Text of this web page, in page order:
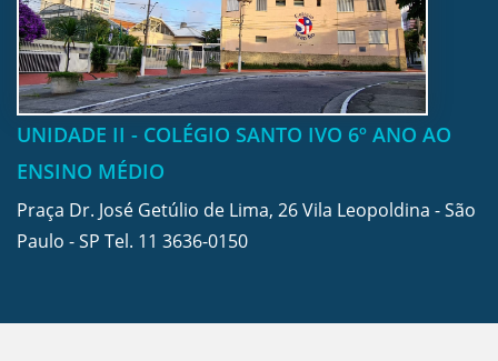
UNIDADE II - COLÉGIO SANTO IVO 6º ANO AO
ENSINO MÉDIO
Praça Dr. José Getúlio de Lima, 26 Vila Leopoldina - São
Paulo - SP Tel. 11 3636-0150